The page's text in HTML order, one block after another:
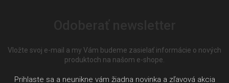
Vložte svoj e-mail a my Vám budeme zasielať informácie o nových
produktoch na našom e-shope.